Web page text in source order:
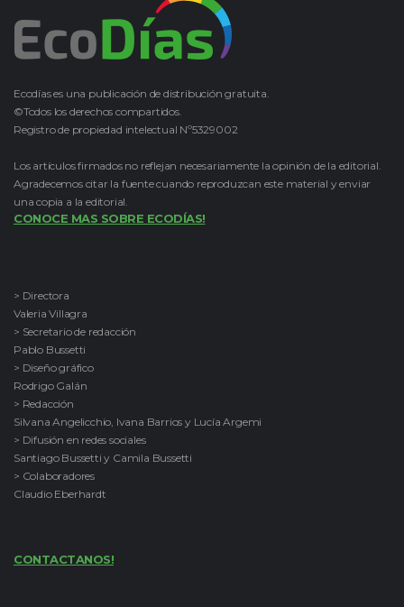
Ecodías es una publicación de distribución gratuita.
©Todos los derechos compartidos.
Registro de propiedad intelectual Nº5329002
Los artículos firmados no reflejan necesariamente la opinión de la editorial.
Agradecemos citar la fuente cuando reproduzcan este material y enviar
una copia a la editorial.
CONOCE MAS SOBRE ECODÍAS!
> Directora
Valeria Villagra
> Secretario de redacción
Pablo Bussetti
> Diseño gráfico
Rodrigo Galán
> Redacción
Silvana Angelicchio, Ivana Barrios y Lucía Argemi
> Difusión en redes sociales
Santiago Bussetti y Camila Bussetti
> Colaboradores
Claudio Eberhardt
CONTACTANOS!